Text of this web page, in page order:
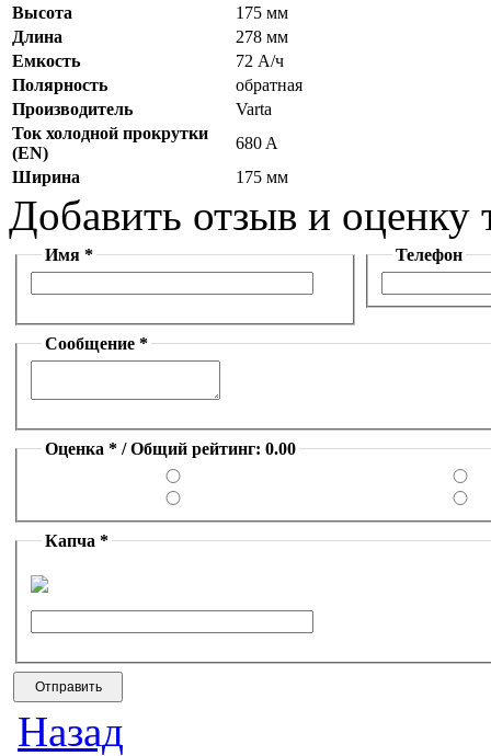
Высота
175 мм
Длина
278 мм
Емкость
72 А/ч
Полярность
обратная
Производитель
Varta
Ток холодной прокрутки
(EN)
680 A
Ширина
175 мм
Добавить отзыв и оценку
Имя * Телефон
Сообщение *
Оценка * / Общий рейтинг: 0.00
Капча *
Назад